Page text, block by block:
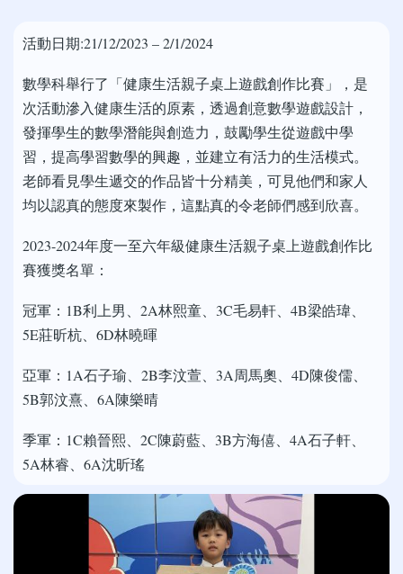
活動日期:21/12/2023 – 2/1/2024
數學科舉行了「健康生活親子桌上遊戲創作比賽」，是
次活動滲入健康生活的原素，透過創意數學遊戲設計，
發揮學生的數學潛能與創造力，鼓勵學生從遊戲中學
習，提高學習數學的興趣，並建立有活力的生活模式。
老師看見學生遞交的作品皆十分精美，可見他們和家人
均以認真的態度來製作，這點真的令老師們感到欣喜。
2023-2024年度一至六年級健康生活親子桌上遊戲創作比
賽獲獎名單：
冠軍：1B利上男、2A林熙童、3C毛易軒、4B梁皓瑋、
5E莊昕杭、6D林曉暉
亞軍：1A石子瑜、2B李汶萱、3A周馬奧、4D陳俊儒、
5B郭汶熹、6A陳樂晴
季軍：1C賴晉熙、2C陳蔚藍、3B方海僖、4A石子軒、
5A林睿、6A沈昕瑤